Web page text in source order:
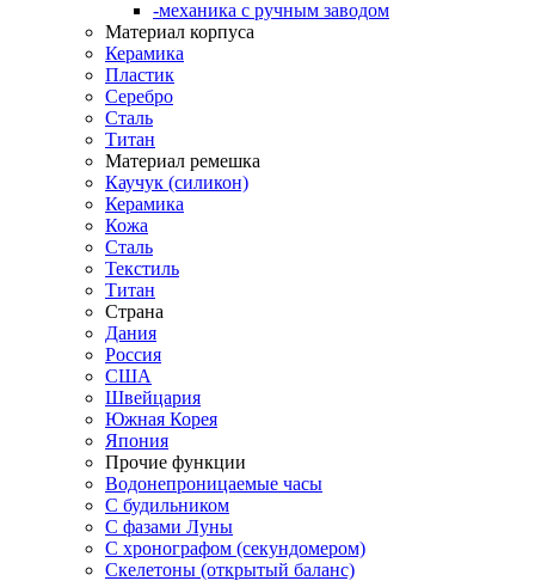
-механика с ручным заводом
Материал корпуса
Керамика
Пластик
Серебро
Сталь
Титан
Материал ремешка
Каучук (силикон)
Керамика
Кожа
Сталь
Текстиль
Титан
Страна
Дания
Россия
США
Швейцария
Южная Корея
Япония
Прочие функции
Водонепроницаемые часы
С будильником
С фазами Луны
С хронографом (секундомером)
Скелетоны (открытый баланс)